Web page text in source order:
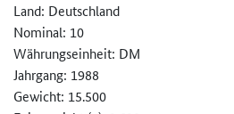
Land: Deutschland
Nominal: 10
Währungseinheit: DM
Jahrgang: 1988
Gewicht: 15.500